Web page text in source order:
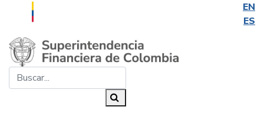
EN
ES
Saltar al contenido principal